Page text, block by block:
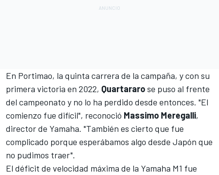
En Portimao, la quinta carrera de la campaña, y con su
primera victoria en 2022, Quartararose puso al frente
del campeonato y no lo ha perdido desde entonces. "El
comienzo fue difícil", reconoció Massimo Meregalli,
director de Yamaha. "También es cierto que fue
complicado porque esperábamos algo desde Japón que
no pudimos traer".
El déficit de velocidad máxima de la Yamaha M1 fue